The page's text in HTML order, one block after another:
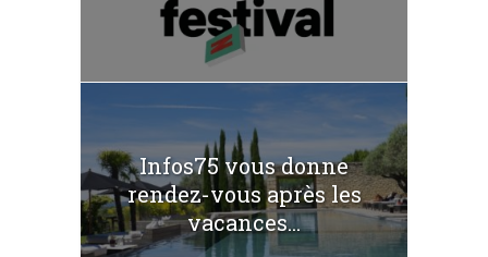
Infos75 vous donne
rendez-vous après les
vacances...